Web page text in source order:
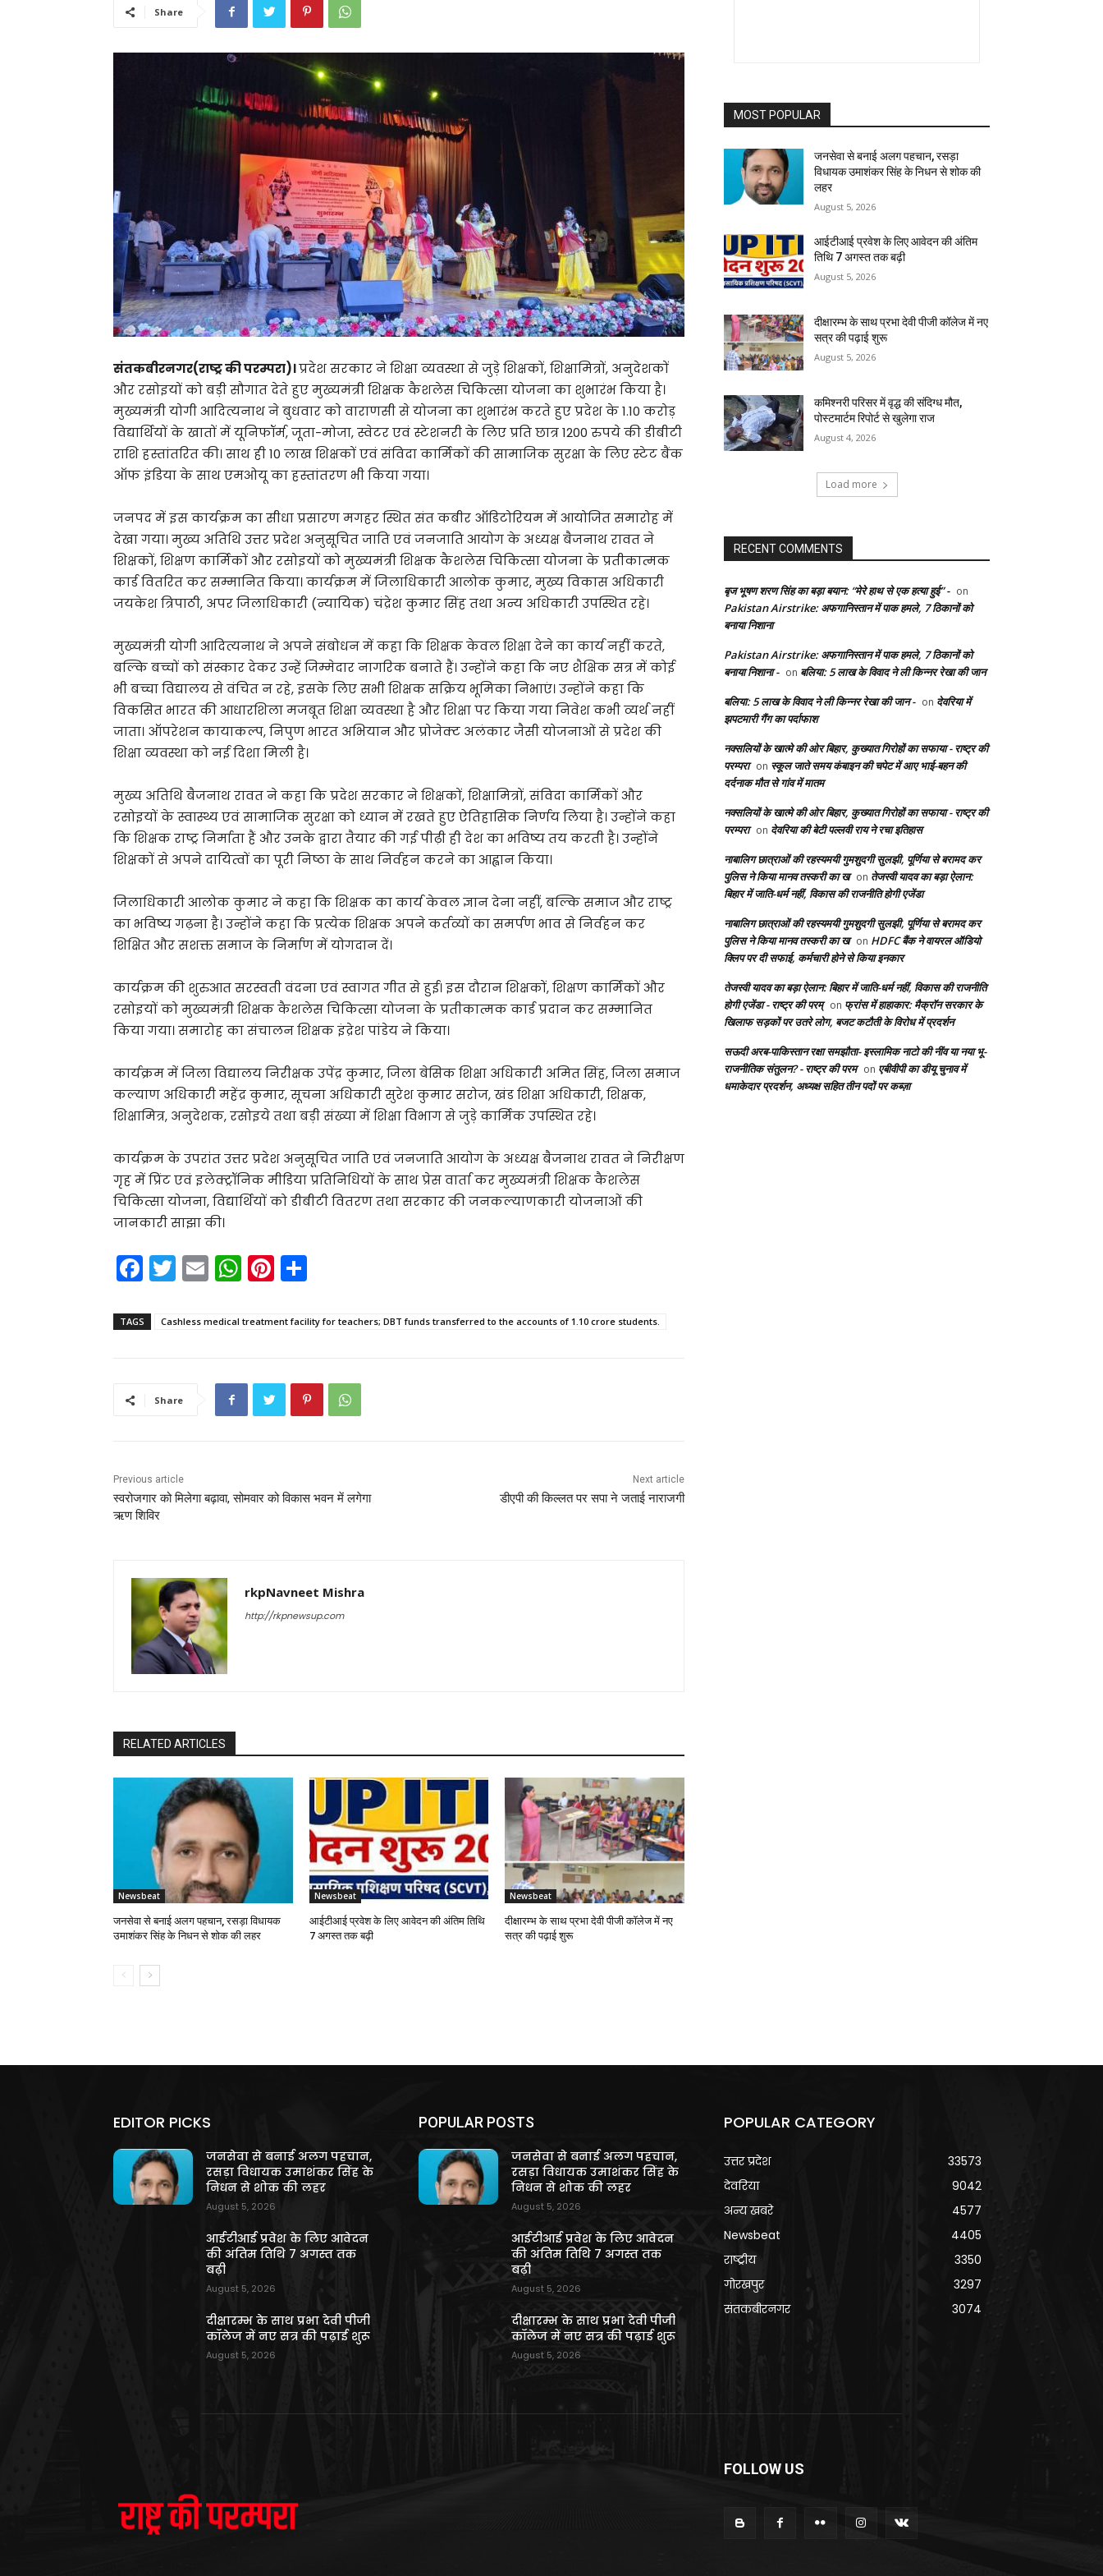
Share
संतकबीरनगर(राष्ट्र की परम्परा)।प्रदेश सरकार ने शिक्षा व्यवस्था से जुड़े शिक्षकों, शिक्षामित्रों, अनुदेशकों
और रसोइयों को बड़ी सौगात देते हुए मुख्यमंत्री शिक्षक कैशलेस चिकित्सा योजना का शुभारंभ किया है।
मुख्यमंत्री योगी आदित्यनाथ ने बुधवार को वाराणसी से योजना का शुभारंभ करते हुए प्रदेश के 1.10 करोड़
विद्यार्थियों के खातों में यूनिफॉर्म, जूता-मोजा, स्वेटर एवं स्टेशनरी के लिए प्रति छात्र 1200 रुपये की डीबीटी
राशि हस्तांतरित की। साथ ही 10 लाख शिक्षकों एवं संविदा कार्मिकों की सामाजिक सुरक्षा के लिए स्टेट बैंक
ऑफ इंडिया के साथ एमओयू का हस्तांतरण भी किया गया।
जनपद में इस कार्यक्रम का सीधा प्रसारण मगहर स्थित संत कबीर ऑडिटोरियम में आयोजित समारोह में
देखा गया। मुख्य अतिथि उत्तर प्रदेश अनुसूचित जाति एवं जनजाति आयोग के अध्यक्ष बैजनाथ रावत ने
शिक्षकों, शिक्षण कार्मिकों और रसोइयों को मुख्यमंत्री शिक्षक कैशलेस चिकित्सा योजना के प्रतीकात्मक
कार्ड वितरित कर सम्मानित किया। कार्यक्रम में जिलाधिकारी आलोक कुमार, मुख्य विकास अधिकारी
जयकेश त्रिपाठी, अपर जिलाधिकारी (न्यायिक) चंद्रेश कुमार सिंह तथा अन्य अधिकारी उपस्थित रहे।
मुख्यमंत्री योगी आदित्यनाथ ने अपने संबोधन में कहा कि शिक्षक केवल शिक्षा देने का कार्य नहीं करते,
बल्कि बच्चों को संस्कार देकर उन्हें जिम्मेदार नागरिक बनाते हैं। उन्होंने कहा कि नए शैक्षिक सत्र में कोई
भी बच्चा विद्यालय से वंचित न रहे, इसके लिए सभी शिक्षक सक्रिय भूमिका निभाएं। उन्होंने कहा कि
विकसित भारत की आधारशिला मजबूत शिक्षा व्यवस्था है और शिक्षा पर किया गया निवेश कभी व्यर्थ नहीं
जाता। ऑपरेशन कायाकल्प, निपुण भारत अभियान और प्रोजेक्ट अलंकार जैसी योजनाओं से प्रदेश की
शिक्षा व्यवस्था को नई दिशा मिली है।
मुख्य अतिथि बैजनाथ रावत ने कहा कि प्रदेश सरकार ने शिक्षकों, शिक्षामित्रों, संविदा कार्मिकों और
रसोइयों के स्वास्थ्य एवं सामाजिक सुरक्षा को ध्यान में रखते हुए ऐतिहासिक निर्णय लिया है। उन्होंने कहा
कि शिक्षक राष्ट्र निर्माता हैं और उनके द्वारा तैयार की गई पीढ़ी ही देश का भविष्य तय करती है। उन्होंने
शिक्षकों से अपने दायित्वों का पूरी निष्ठा के साथ निर्वहन करने का आह्वान किया।
जिलाधिकारी आलोक कुमार ने कहा कि शिक्षक का कार्य केवल ज्ञान देना नहीं, बल्कि समाज और राष्ट्र
का भविष्य गढ़ना है। उन्होंने कहा कि प्रत्येक शिक्षक अपने कर्तव्यों का समर्पण भाव से निर्वहन कर
शिक्षित और सशक्त समाज के निर्माण में योगदान दें।
कार्यक्रम की शुरुआत सरस्वती वंदना एवं स्वागत गीत से हुई। इस दौरान शिक्षकों, शिक्षण कार्मिकों और
रसोइयों को मुख्यमंत्री शिक्षक कैशलेस चिकित्सा योजना के प्रतीकात्मक कार्ड प्रदान कर सम्मानित
किया गया। समारोह का संचालन शिक्षक इंद्रेश पांडेय ने किया।
कार्यक्रम में जिला विद्यालय निरीक्षक उपेंद्र कुमार, जिला बेसिक शिक्षा अधिकारी अमित सिंह, जिला समाज
कल्याण अधिकारी महेंद्र कुमार, सूचना अधिकारी सुरेश कुमार सरोज, खंड शिक्षा अधिकारी, शिक्षक,
शिक्षामित्र, अनुदेशक, रसोइये तथा बड़ी संख्या में शिक्षा विभाग से जुड़े कार्मिक उपस्थित रहे।
कार्यक्रम के उपरांत उत्तर प्रदेश अनुसूचित जाति एवं जनजाति आयोग के अध्यक्ष बैजनाथ रावत ने निरीक्षण
गृह में प्रिंट एवं इलेक्ट्रॉनिक मीडिया प्रतिनिधियों के साथ प्रेस वार्ता कर मुख्यमंत्री शिक्षक कैशलेस
चिकित्सा योजना, विद्यार्थियों को डीबीटी वितरण तथा सरकार की जनकल्याणकारी योजनाओं की
जानकारी साझा की।
F
a
c
o
T
w
itt
E
m
ai
W
h
a
A
p
Pi
nt
er
st
ar
TAGS Cashless medical treatment facility for teachers; DBT funds transferred to the accounts of 1.10 crore students.
Share
Previous article
स्वरोजगार को मिलेगा बढ़ावा, सोमवार को विकास भवन में लगेगा
ऋण शिविर
Next article
डीएपी की किल्लत पर सपा ने जताई नाराजगी
rkpNavneet Mishra
http://rkpnewsup.com
RELATED ARTICLES
Newsbeat
जनसेवा से बनाई अलग पहचान, रसड़ा विधायक
उमाशंकर सिंह के निधन से शोक की लहर
Newsbeat
आईटीआई प्रवेश के लिए आवेदन की अंतिम तिथि
7 अगस्त तक बढ़ी
Newsbeat
दीक्षारम्भ के साथ प्रभा देवी पीजी कॉलेज में नए
सत्र की पढ़ाई शुरू
MOST POPULAR
जनसेवा से बनाई अलग पहचान, रसड़ा
विधायक उमाशंकर सिंह के निधन से शोक की
लहर
August 5, 2026
आईटीआई प्रवेश के लिए आवेदन की अंतिम
तिथि 7 अगस्त तक बढ़ी
August 5, 2026
दीक्षारम्भ के साथ प्रभा देवी पीजी कॉलेज में नए
सत्र की पढ़ाई शुरू
August 5, 2026
कमिश्नरी परिसर में वृद्ध की संदिग्ध मौत,
पोस्टमार्टम रिपोर्ट से खुलेगा राज
August 4, 2026
Load more
RECENT COMMENTS
बृज भूषण शरण सिंह का बड़ा बयान: “मेरे हाथ से एक हत्या हुई” - on
Pakistan Airstrike: अफगानिस्तान में पाक हमले, 7 ठिकानों को
बनाया निशाना
Pakistan Airstrike: अफगानिस्तान में पाक हमले, 7 ठिकानों को
बनाया निशाना - on बलिया: 5 लाख के विवाद ने ली किन्नर रेखा की जान
बलिया: 5 लाख के विवाद ने ली किन्नर रेखा की जान - on देवरिया में
झपटमारी गैंग का पर्दाफाश
नक्सलियों के खात्मे की ओर बिहार, कुख्यात गिरोहों का सफाया - राष्ट्र की
परम्परा on स्कूल जाते समय कंबाइन की चपेट में आए भाई-बहन की
दर्दनाक मौत से गांव में मातम
नक्सलियों के खात्मे की ओर बिहार, कुख्यात गिरोहों का सफाया - राष्ट्र की
परम्परा on देवरिया की बेटी पल्लवी राय ने रचा इतिहास
नाबालिग छात्राओं की रहस्यमयी गुमशुदगी सुलझी, पूर्णिया से बरामद कर
पुलिस ने किया मानव तस्करी का ख on तेजस्वी यादव का बड़ा ऐलान:
बिहार में जाति-धर्म नहीं, विकास की राजनीति होगी एजेंडा
नाबालिग छात्राओं की रहस्यमयी गुमशुदगी सुलझी, पूर्णिया से बरामद कर
पुलिस ने किया मानव तस्करी का ख on HDFC बैंक ने वायरल ऑडियो
क्लिप पर दी सफाई, कर्मचारी होने से किया इनकार
तेजस्वी यादव का बड़ा ऐलान: बिहार में जाति-धर्म नहीं, विकास की राजनीति
होगी एजेंडा - राष्ट्र की परम् on फ्रांस में हाहाकार: मैक्रॉन सरकार के
खिलाफ सड़कों पर उतरे लोग, बजट कटौती के विरोध में प्रदर्शन
सऊदी अरब-पाकिस्तान रक्षा समझौता- इस्लामिक नाटो की नींव या नया भू-
राजनीतिक संतुलन? - राष्ट्र की परम on एबीवीपी का डीयू चुनाव में
धमाकेदार प्रदर्शन, अध्यक्ष सहित तीन पदों पर कब्ज़ा
EDITOR PICKS
जनसेवा से बनाई अलग पहचान,
रसड़ा विधायक उमाशंकर सिंह के
निधन से शोक की लहर
August 5, 2026
आईटीआई प्रवेश के लिए आवेदन
की अंतिम तिथि 7 अगस्त तक
बढ़ी
August 5, 2026
दीक्षारम्भ के साथ प्रभा देवी पीजी
कॉलेज में नए सत्र की पढ़ाई शुरू
August 5, 2026
POPULAR POSTS
जनसेवा से बनाई अलग पहचान,
रसड़ा विधायक उमाशंकर सिंह के
निधन से शोक की लहर
August 5, 2026
आईटीआई प्रवेश के लिए आवेदन
की अंतिम तिथि 7 अगस्त तक
बढ़ी
August 5, 2026
दीक्षारम्भ के साथ प्रभा देवी पीजी
कॉलेज में नए सत्र की पढ़ाई शुरू
August 5, 2026
POPULAR CATEGORY
उत्तर प्रदेश
33573
देवरिया
9042
अन्य खबरे
4577
Newsbeat
4405
राष्ट्रीय
3350
गोरखपुर
3297
संतकबीरनगर
3074
FOLLOW US